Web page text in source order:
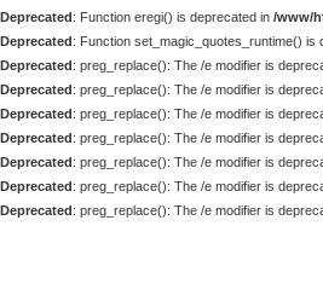
Deprecated: Function eregi() is deprecated in /www/
Deprecated: Function set_magic_quotes_runtime() is
Deprecated: preg_replace(): The /e modifier is
Deprecated: preg_replace(): The /e modifier is
Deprecated: preg_replace(): The /e modifier is
Deprecated: preg_replace(): The /e modifier is
Deprecated: preg_replace(): The /e modifier is
Deprecated: preg_replace(): The /e modifier is
Deprecated: preg_replace(): The /e modifier is